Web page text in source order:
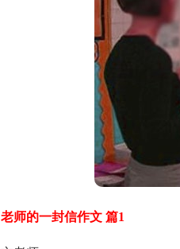
老师的一封信作文 篇1